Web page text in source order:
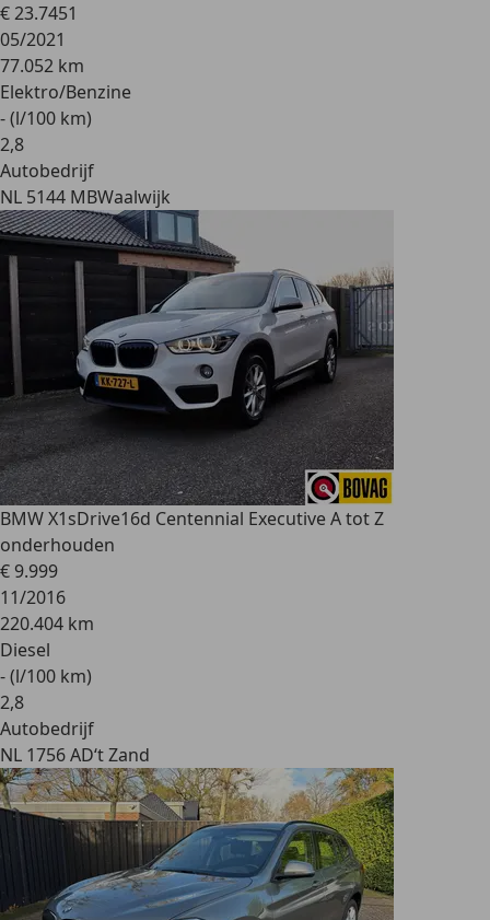
€ 23.7451
05/2021
77.052 km
Elektro/Benzine
- (l/100 km)
2,8
Autobedrijf
NL 5144 MBWaalwijk
BMW X1sDrive16d Centennial Executive A tot Z
onderhouden
€ 9.999
11/2016
220.404 km
Diesel
- (l/100 km)
2,8
Autobedrijf
NL 1756 AD‘t Zand